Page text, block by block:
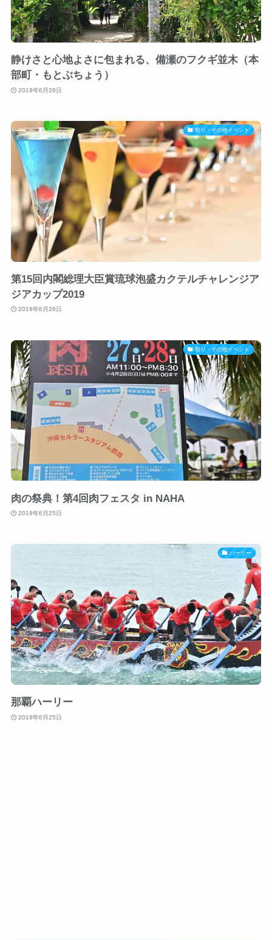
静けさと心地よさに包まれる、備瀬のフクギ並木（本
部町・もとぶちょう）
2019年6月26日
祭り・その他イベント
第15回内閣総理大臣賞琉球泡盛カクテルチャレンジア
ジアカップ2019
2019年6月26日
祭り・その他イベント
肉の祭典！第4回肉フェスタ in NAHA
2019年6月25日
ハーリー
那覇ハーリー
2019年6月25日